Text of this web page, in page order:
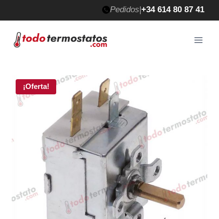
al
contenido
Pedidos|+34 614 80 87 41
¡Oferta!